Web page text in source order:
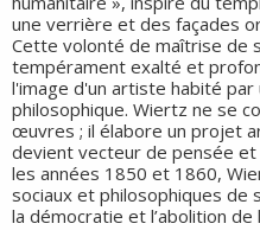
une verrière et des façades
Cette volonté de maîtrise de
tempérament exalté et
l'image d'un artiste habité
philosophique. Wiertz ne se
œuvres ; il élabore un projet
devient vecteur de pensée
les années 1850 et 1860,
sociaux et philosophiques de
la démocratie et l’abolition